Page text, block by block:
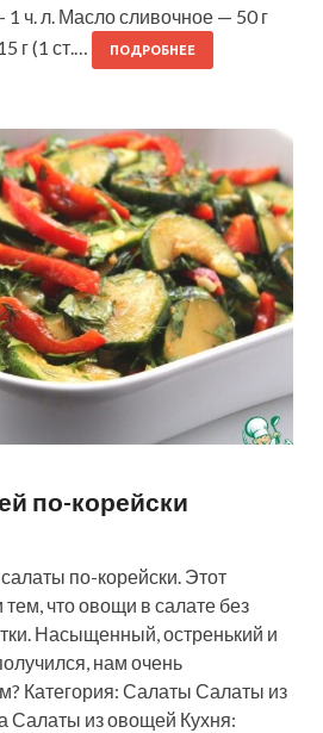
ч. л. Масло сливочное — 50 г
г (1 ст.…
ПОДРОБНЕЕ
по-корейски
по-корейски. Этот
что овощи в салате без
Насыщенный, остренький и
нам очень
Категория: Салаты Салаты из
Салаты из овощей Кухня: